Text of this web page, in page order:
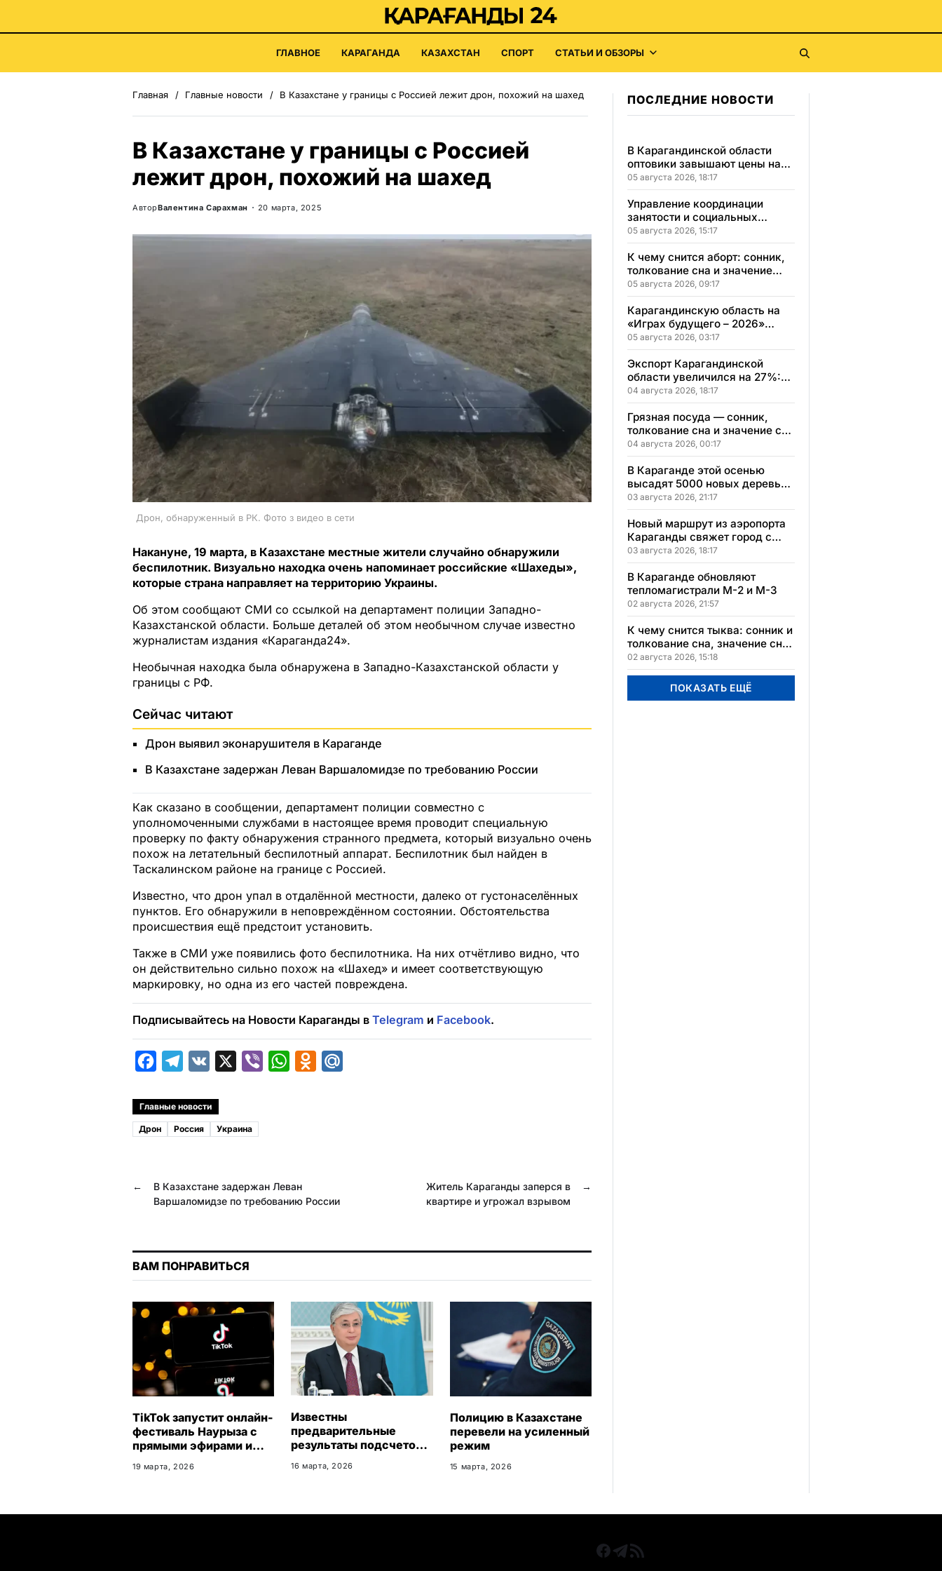
ГЛАВНОЕ КАРАГАНДА КАЗАХСТАН СПОРТ СТАТЬИ И ОБЗОРЫ
Главная Главные новости В Казахстане у границы с Россией лежит дрон, похожий на шахед
В Казахстане у границы с Россией
лежит дрон, похожий на шахед
АвторВалентина Сарахман 20 марта, 2025
Дрон, обнаруженный в РК. Фото з видео в сети
Накануне, 19 марта, в Казахстане местные жители случайно обнаружили
беспилотник. Визуально находка очень напоминает российские «Шахеды»,
которые страна направляет на территорию Украины.
Об этом сообщают СМИ со ссылкой на департамент полиции Западно-
Казахстанской области. Больше деталей об этом необычном случае известно
журналистам издания «Караганда24».
Необычная находка была обнаружена в Западно-Казахстанской области у
границы с РФ.
Сейчас читают
Дрон выявил эконарушителя в Караганде
В Казахстане задержан Леван Варшаломидзе по требованию России
Как сказано в сообщении, департамент полиции совместно с
уполномоченными службами в настоящее время проводит специальную
проверку по факту обнаружения странного предмета, который визуально очень
похож на летательный беспилотный аппарат. Беспилотник был найден в
Таскалинском районе на границе с Россией.
Известно, что дрон упал в отдалённой местности, далеко от густонаселённых
пунктов. Его обнаружили в неповреждённом состоянии. Обстоятельства
происшествия ещё предстоит установить.
Также в СМИ уже появились фото беспилотника. На них отчётливо видно, что
он действительно сильно похож на «Шахед» и имеет соответствующую
маркировку, но одна из его частей повреждена.
Подписывайтесь на Новости Караганды в Telegram и Facebook.
c
e
o
k
l
e
a
m
W
p
p
s
n
Главные новости
Дрон Россия Украина
←
В Казахстане задержан Леван
Варшаломидзе по требованию России
→
Житель Караганды заперся в
квартире и угрожал взрывом
ВАМ ПОНРАВИТЬСЯ
TikTok запустит онлайн-
фестиваль Наурыза с
прямыми эфирами и
19 марта, 2026
Известны
предварительные
результаты подсчетов
РК поддержали новую
16 марта, 2026
Полицию в Казахстане
перевели на усиленный
режим
15 марта, 2026
ПОСЛЕДНИЕ НОВОСТИ
В Карагандинской области
оптовики завышают цены на
продукты до 50%
05 августа 2026, 18:17
Управление координации
занятости и социальных
программ Карагандинской
области сменило место
расположения
05 августа 2026, 15:17
К чему снится аборт: сонник,
толкование сна и значение
увиденного
05 августа 2026, 09:17
Карагандинскую область на
«Играх будущего – 2026»
представят два коллектива
05 августа 2026, 03:17
Экспорт Карагандинской
области увеличился на 27%:
регион осваивает новые
рынки
04 августа 2026, 18:17
Грязная посуда — сонник,
толкование сна и значение сна
по мотивам ваших ощущений
и переживаний
04 августа 2026, 00:17
В Караганде этой осенью
высадят 5000 новых деревьев
в экопарке
03 августа 2026, 21:17
Новый маршрут из аэропорта
Караганды свяжет город с
другими регионами
Казахстана
03 августа 2026, 18:17
В Караганде обновляют
тепломагистрали М-2 и М-3
02 августа 2026, 21:57
К чему снится тыква: сонник и
толкование сна, значение сна
в различных культурах
02 августа 2026, 15:18
ПОКАЗАТЬ ЕЩЁ